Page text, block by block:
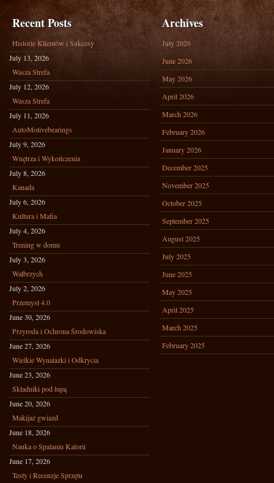
Recent Posts
Historie Klientów i Sukcesy
July 13, 2026
Wasza Strefa
July 12, 2026
Wasza Strefa
July 11, 2026
AutoMotivebearings
July 9, 2026
Wnętrza i Wykończenia
July 8, 2026
Kanada
July 6, 2026
Kultura i Mafia
July 4, 2026
Trening w domu
July 3, 2026
Wałbrzych
July 2, 2026
Przemysł 4.0
June 30, 2026
Przyroda i Ochrona Środowiska
June 27, 2026
Wielkie Wynalazki i Odkrycia
June 23, 2026
Składniki pod lupą
June 20, 2026
Makijaż gwiazd
June 18, 2026
Nauka o Spalaniu Kalorii
June 17, 2026
Testy i Recenzje Sprzętu
Archives
July 2026
June 2026
May 2026
April 2026
March 2026
February 2026
January 2026
December 2025
November 2025
October 2025
September 2025
August 2025
July 2025
June 2025
May 2025
April 2025
March 2025
February 2025